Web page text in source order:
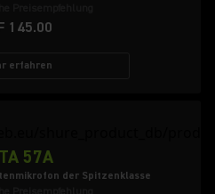
145.00
erfahren
57A
der Spitzenklasse